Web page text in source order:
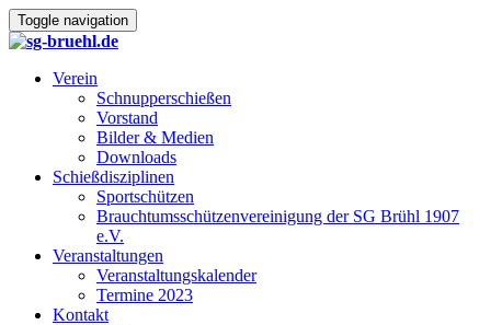
Toggle navigation
Verein
Schnupperschießen
Vorstand
Bilder & Medien
Downloads
Schießdisziplinen
Sportschützen
Brauchtumsschützenvereinigung der SG Brühl 1907
e.V.
Veranstaltungen
Veranstaltungskalender
Termine 2023
Kontakt